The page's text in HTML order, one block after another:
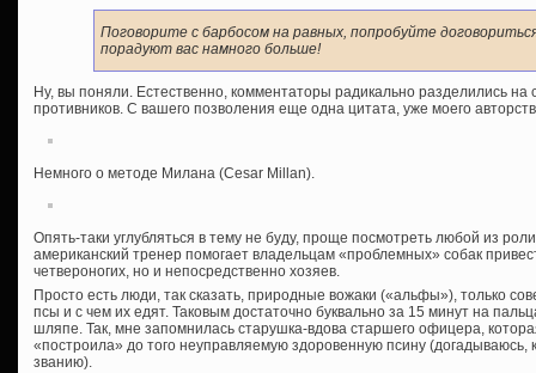
Поговорите с барбосом на равных, попробуйте
порадуют вас намного больше!
Ну, вы поняли. Естественно, комментаторы радикально разделились на
противников. С вашего позволения еще одна цитата, уже моего
Немного о методе Милана (Cesar Millan).
Опять-таки углубляться в тему не буду, проще посмотреть любой из
американский тренер помогает владельцам «проблемных» собак
четвероногих, но и непосредственно хозяев.
Просто есть люди, так сказать, природные вожаки («альфы»), только
псы и с чем их едят. Таковым достаточно буквально за 15 минут на
шляпе. Так, мне запомнилась старушка-вдова старшего офицера,
«построила» до того неуправляемую здоровенную псину (догадываюсь,
званию).